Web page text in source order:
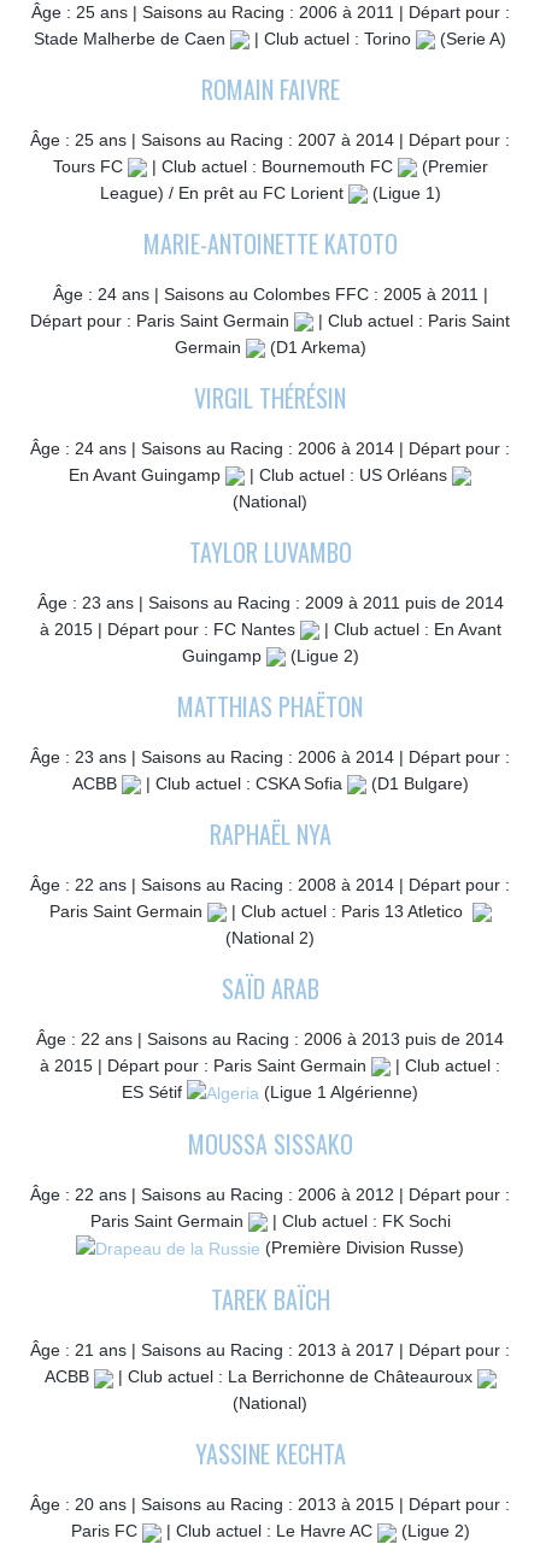
Âge : 25 ans | Saisons au Racing : 2006 à 2011 | Départ pour :
Stade Malherbe de Caen
| Club actuel : Torino (Serie A)
ROMAIN FAIVRE
Âge : 25 ans | Saisons au Racing : 2007 à 2014 | Départ pour :
Tours FC
| Club actuel : Bournemouth FC
(Premier
League) / En prêt au FC Lorient
(Ligue 1)
MARIE-ANTOINETTE KATOTO
Âge : 24 ans | Saisons au Colombes FFC : 2005 à 2011 |
Départ pour : Paris Saint Germain
| Club actuel : Paris Saint
Germain
(D1 Arkema)
VIRGIL THÉRÉSIN
Âge : 24 ans | Saisons au Racing : 2006 à 2014 | Départ pour :
En Avant Guingamp
| Club actuel : US Orléans
(National)
TAYLOR LUVAMBO
Âge : 23 ans | Saisons au Racing : 2009 à 2011 puis de 2014
à 2015 | Départ pour : FC Nantes
| Club actuel : En Avant
Guingamp
(Ligue 2)
MATTHIAS PHAËTON
Âge : 23 ans | Saisons au Racing : 2006 à 2014 | Départ pour :
ACBB
| Club actuel : CSKA Sofia (D1 Bulgare)
RAPHAËL NYA
Âge : 22 ans | Saisons au Racing : 2008 à 2014 | Départ pour :
Paris Saint Germain
| Club actuel : Paris 13 Atletico
(National 2)
SAÏD ARAB
Âge : 22 ans | Saisons au Racing : 2006 à 2013 puis de 2014
à 2015 | Départ pour : Paris Saint Germain
| Club actuel :
ES Sétif
(Ligue 1 Algérienne)
MOUSSA SISSAKO
Âge : 22 ans | Saisons au Racing : 2006 à 2012 | Départ pour :
Paris Saint Germain
| Club actuel : FK Sochi
(Première Division Russe)
TAREK BAÏCH
Âge : 21 ans | Saisons au Racing : 2013 à 2017 | Départ pour :
ACBB
| Club actuel : La Berrichonne de Châteauroux
(National)
YASSINE KECHTA
Âge : 20 ans | Saisons au Racing : 2013 à 2015 | Départ pour :
Paris FC
| Club actuel : Le Havre AC (Ligue 2)